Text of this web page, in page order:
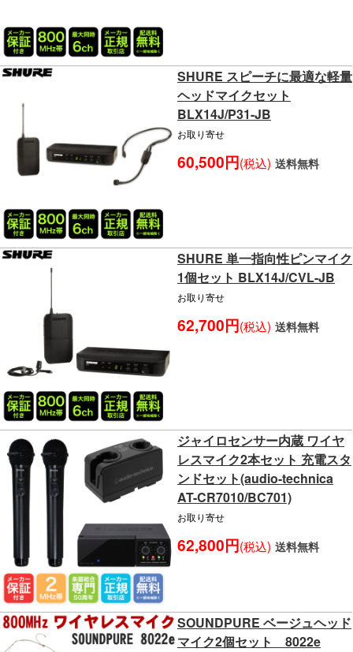
SHURE スピーチに最適な軽量
ヘッドマイクセット
BLX14J/P31-JB
お取り寄せ
60,500円(税込) 送料無料
SHURE 単一指向性ピンマイク
1個セット BLX14J/CVL-JB
お取り寄せ
62,700円(税込) 送料無料
ジャイロセンサー内蔵 ワイヤ
レスマイク2本セット 充電スタ
ンドセット(audio-technica
AT-CR7010/BC701)
お取り寄せ
62,800円(税込) 送料無料
SOUNDPURE ベージュヘッド
マイク2個セット 8022e